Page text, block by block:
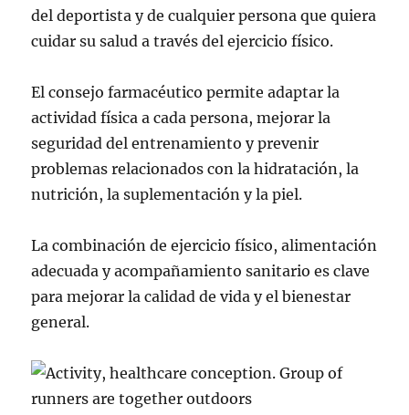
del deportista y de cualquier persona que quiera
cuidar su salud a través del ejercicio físico.
El consejo farmacéutico permite adaptar la
actividad física a cada persona, mejorar la
seguridad del entrenamiento y prevenir
problemas relacionados con la hidratación, la
nutrición, la suplementación y la piel.
La combinación de ejercicio físico, alimentación
adecuada y acompañamiento sanitario es clave
para mejorar la calidad de vida y el bienestar
general.